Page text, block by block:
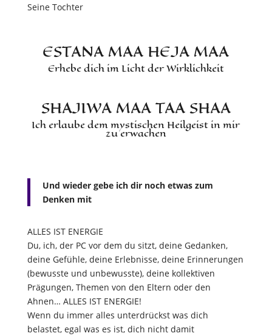
Seine Tochter
ESTANA MAA HEJA MAA
Erhebe dich im Licht der Wirklichkeit
SHAJIWA MAA TAA SHAA
Ich erlaube dem mystischen Heilgeist in mir
zu erwachen
Und wieder gebe ich dir noch etwas zum
Denken mit
ALLES IST ENERGIE
Du, ich, der PC vor dem du sitzt, deine Gedanken,
deine Gefühle, deine Erlebnisse, deine Erinnerungen
(bewusste und unbewusste), deine kollektiven
Prägungen, Themen von den Eltern oder den
Ahnen… ALLES IST ENERGIE!
Wenn du immer alles unterdrückst was dich
belastet, egal was es ist, dich nicht damit